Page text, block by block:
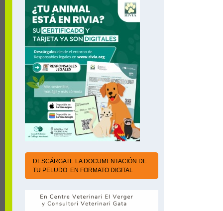
DESCÁRGATE LA DOCUMENTACIÓN DE
TU PELUDO EN FORMATO DIGITAL